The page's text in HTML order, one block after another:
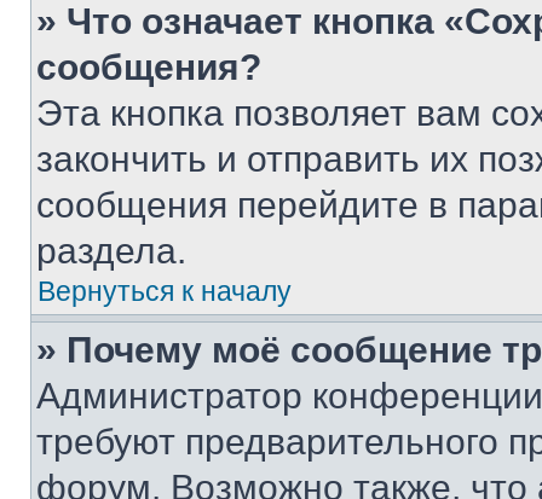
» Что означает кнопка
сообщения?
Эта кнопка позволяет вам
закончить и отправить их
сообщения перейдите в
раздела.
Вернуться к началу
» Почему моё сообщение
Администратор
требуют предварительного
форум. Возможно также, что